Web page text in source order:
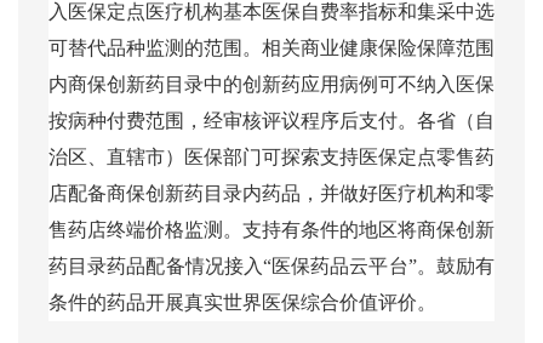
入医保定点医疗机构基本医保自费率指标和集采中选
可替代品种监测的范围。相关商业健康保险保障范围
内商保创新药目录中的创新药应用病例可不纳入医保
按病种付费范围，经审核评议程序后支付。各省（自
治区、直辖市）医保部门可探索支持医保定点零售药
店配备商保创新药目录内药品，并做好医疗机构和零
售药店终端价格监测。支持有条件的地区将商保创新
药目录药品配备情况接入“医保药品云平台”。鼓励有
条件的药品开展真实世界医保综合价值评价。